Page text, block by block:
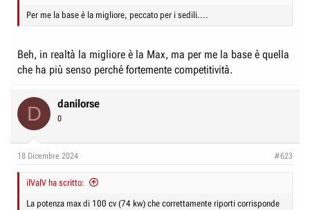
Per me la base è la migliore, peccato per i sedili....
Beh, in realtà la migliore è la Max, ma per me la base è quella
che ha più senso perché fortemente competitività.
D danilorse
0
18 Dicembre 2024 #623
ilValV ha scritto:
La potenza max di 100 cv (74 kw) che correttamente riporti corrisponde